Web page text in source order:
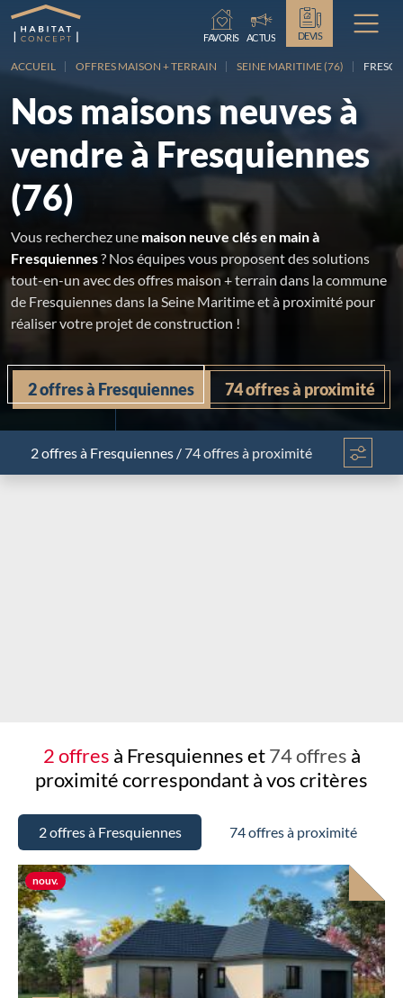
Chargement...
FAVORIS
ACTUS DEVIS
ACCUEIL OFFRES MAISON + TERRAIN SEINE MARITIME (76)
Nos maisons neuves à
vendre à Fresquiennes
(76)
Vous recherchez une maison neuve clés en main à
Fresquiennes? Nos équipes vous proposent des solutions
tout-en-un avec des offres maison + terrain dans la commune
de Fresquiennes dans la Seine Maritime et à proximité pour
réaliser votre projet de construction !
2 offres à Fresquiennes 74 offres à proximité
2 offresà Fresquiennes / 74 offres à proximité
2 offres à Fresquiennes et74 offres à
proximitécorrespondant à vos critères
2 offres à Fresquiennes 74 offres à proximité
nouv.Nouvelle offre